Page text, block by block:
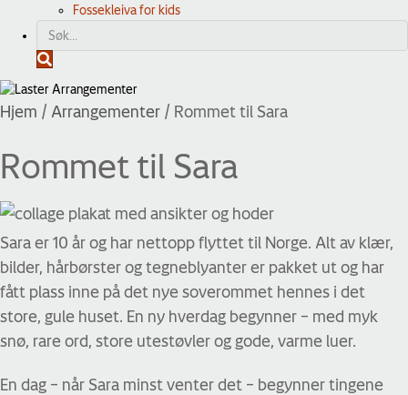
Fossekleiva for kids
k
Hjem / Arrangementer / Rommet til Sara
Rommet til Sara
Sara er 10 år og har nettopp flyttet til Norge. Alt av klær,
bilder, hårbørster og tegneblyanter er pakket ut og har
fått plass inne på det nye soverommet hennes i det
store, gule huset. En ny hverdag begynner – med myk
snø, rare ord, store utestøvler og gode, varme luer.
En dag – når Sara minst venter det – begynner tingene